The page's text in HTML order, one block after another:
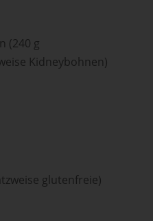
(240 g
Kidneybohnen)
glutenfreie)